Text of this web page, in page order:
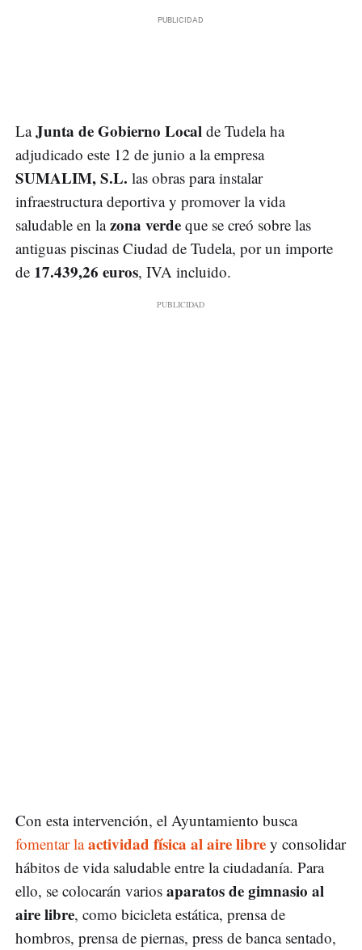
LaJunta de Gobierno Local de Tudela ha
adjudicado este 12 de junio a la empresa
SUMALIM, S.L. las obras para instalar
infraestructura deportiva y promover la vida
saludable en lazona verde que se creó sobre las
antiguas piscinas Ciudad de Tudela, por un importe
de 17.439,26 euros, IVA incluido.
Con esta intervención, el Ayuntamiento busca
fomentar laactividad física al aire libre y consolidar
hábitos de vida saludable entre la ciudadanía. Para
ello, se colocarán varios aparatos de gimnasio al
aire libre, como bicicleta estática, prensa de
hombros, prensa de piernas, press de banca sentado,